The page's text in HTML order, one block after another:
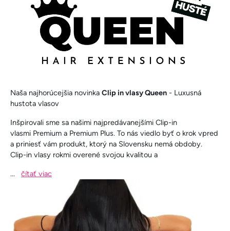
Naša najhorúcejšia novinka Clip in vlasy Queen - Luxusná
hustota vlasov
Inšpirovali sme sa našimi najpredávanejšími Clip-in
vlasmi Premium a Premium Plus. To nás viedlo byť o krok vpred
a priniesť vám produkt, ktorý na Slovensku nemá obdoby.
Clip-in vlasy rokmi overené svojou kvalitou a
... čítať viac